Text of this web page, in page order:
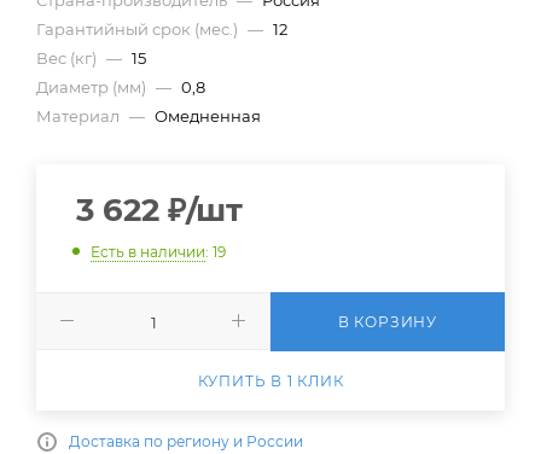
Гарантийный срок (мес.) — 12
Вес (кг) — 15
Диаметр (мм) — 0,8
Материал — Омедненная
3 622 ₽/шт
Есть в наличии: 19
В КОРЗИНУ
КУПИТЬ В 1 КЛИК
Доставка по региону и России